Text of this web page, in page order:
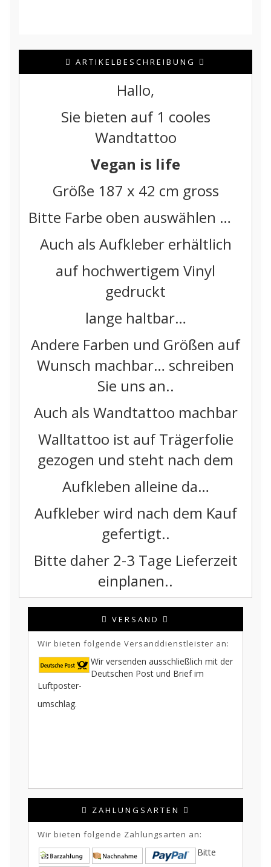
ARTIKELBESCHREIBUNG
Hallo,
Sie bieten auf 1 cooles
Wandtattoo
Vegan is life
Größe 187 x 42 cm gross
Bitte Farbe oben auswählen …
Auch als Aufkleber erhältlich
auf hochwertigem Vinyl
gedruckt
lange haltbar…
Andere Farben und Größen auf
Wunsch machbar… schreiben
Sie uns an..
Auch als Wandtattoo machbar
Walltattoo ist auf Trägerfolie
gezogen und steht nach dem
Aufkleben alleine da…
Aufkleber wird nach dem Kauf
gefertigt..
Bitte daher 2-3 Tage Lieferzeit
einplanen..
VERSAND
Wir bieten folgende Versanddienstleister an:
Wir versenden ausschließlich mit der
Deutschen Post und Brief im
Luftposter-
umschlag.
ZAHLUNGSARTEN
Wir bieten folgende Zahlungsarten an:
Bitte